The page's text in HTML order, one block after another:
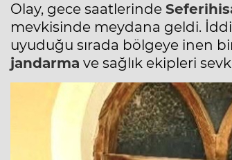
Olay, gece saatlerinde
mevkisinde meydana geldi.
uyuduğu sırada bölgeye inen
jandarma ve sağlık ekipleri